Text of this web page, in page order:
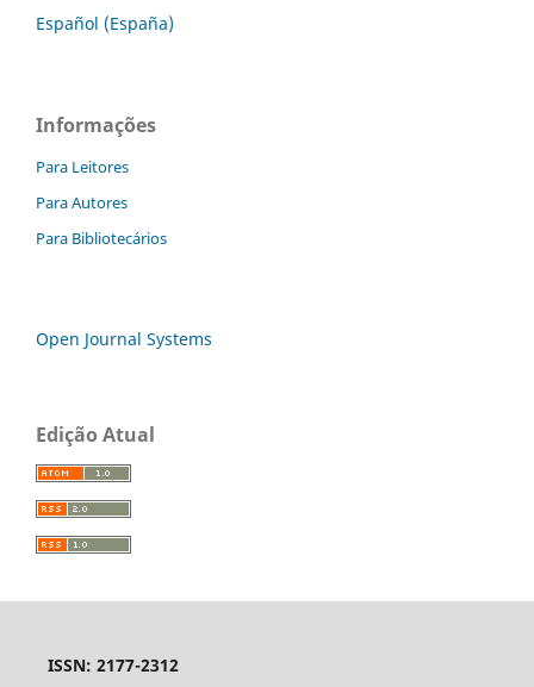
Español (España)
Informações
Para Leitores
Para Autores
Para Bibliotecários
Open Journal Systems
Edição Atual
ISSN: 2177-2312